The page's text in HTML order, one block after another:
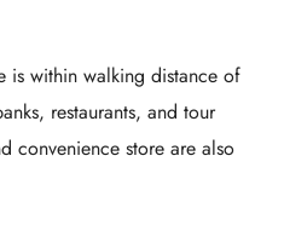
is within walking distance of
restaurants, and tour
convenience store are also